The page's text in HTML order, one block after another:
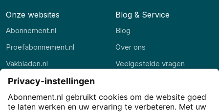
Onze websites
Abonnement.nl
Proefabonnement.nl
Vakbladen.nl
Abonnement.be
Thuisstudie.nl
Blog & Service
Blog
Over ons
Veelgestelde vragen